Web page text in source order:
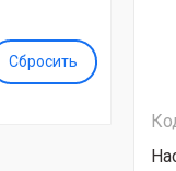
Сбросить